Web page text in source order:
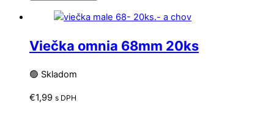
Viečka omnia 68mm 20ks
🟢 Skladom
€1,99 s DPH